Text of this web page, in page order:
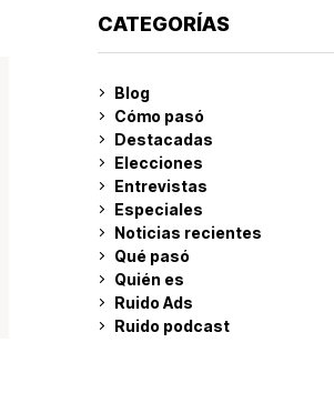
CATEGORÍAS
Blog
Cómo pasó
Destacadas
Elecciones
Entrevistas
Especiales
Noticias recientes
Qué pasó
Quién es
Ruido Ads
Ruido podcast